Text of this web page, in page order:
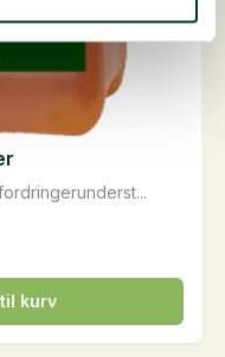
kurv